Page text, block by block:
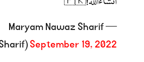
— Maryam Nawaz Sharif
September 19, 2022